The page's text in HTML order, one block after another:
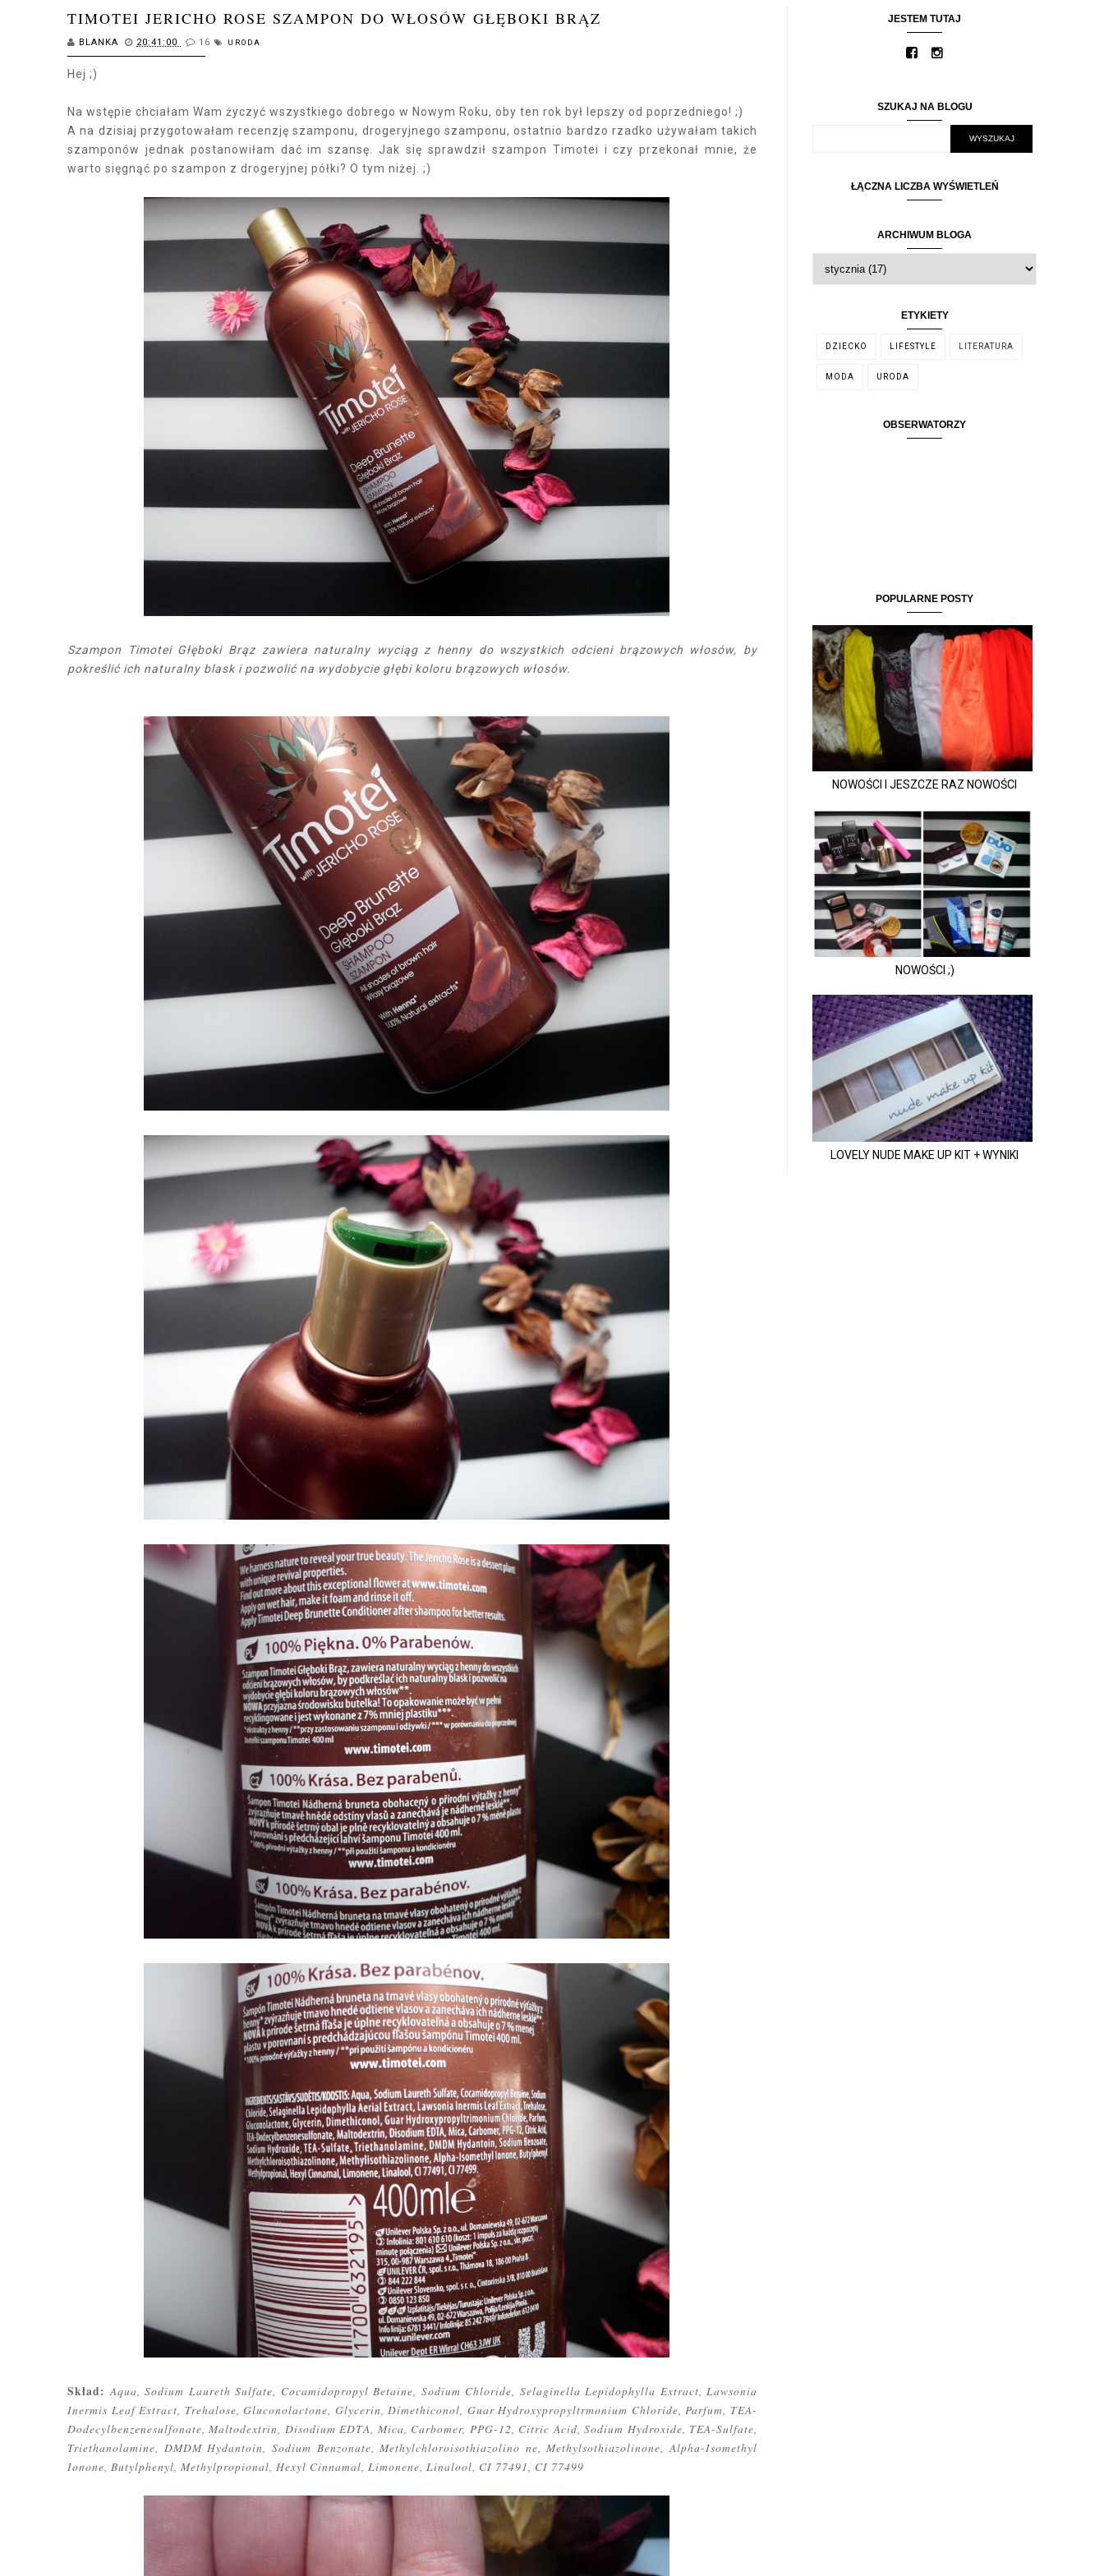
TIMOTEI JERICHO ROSE SZAMPON DO WŁOSÓW GŁĘBOKI BRĄZ
BLANKA 20:41:00 16 URODA
Hej ;)
Na wstępie chciałam Wam życzyć wszystkiego dobrego w Nowym Roku, oby ten rok był lepszy od poprzedniego! ;)
A na dzisiaj przygotowałam recenzję szamponu, drogeryjnego szamponu, ostatnio bardzo rzadko używałam takich
szamponów jednak postanowiłam dać im szansę. Jak się sprawdził szampon Timotei i czy przekonał mnie, że
warto sięgnąć po szampon z drogeryjnej półki? O tym niżej. ;)
Szampon Timotei Głęboki Brąz zawiera naturalny wyciąg z henny do wszystkich odcieni brązowych włosów, by
pokreślić ich naturalny blask i pozwolić na wydobycie głębi koloru brązowych włosów.
Skład:Aqua, Sodium Laureth Sulfate, Cocamidopropyl Betaine, Sodium Chloride, Selaginella Lepidophylla Extract, Lawsonia
Inermis Leaf Extract, Trehalose, Gluconolactone, Glycerin, Dimethiconol, Guar Hydroxypropyltrmonium Chloride, Parfum, TEA-
Dodecylbenzenesulfonate, Maltodextrin, Disodium EDTA, Mica, Carbomer, PPG-12, Citric Acid, Sodium Hydroxide, TEA-Sulfate,
Triethanolamine, DMDM Hydantoin, Sodium Benzonate, Methylchloroisothiazolino ne, Methylsothiazolinone, Alpha-Isomethyl
Ionone, Butylphenyl, Methylpropional, Hexyl Cinnamal, Limonene, Linalool, CI 77491, CI 77499
JESTEM TUTAJ
SZUKAJ NA BLOGU
ŁĄCZNA LICZBA WYŚWIETLEŃ
ARCHIWUM BLOGA
ETYKIETY
DZIECKO LIFESTYLE LITERATURA
MODA URODA
OBSERWATORZY
POPULARNE POSTY
NOWOŚCI I JESZCZE RAZ NOWOŚCI
NOWOŚCI ;)
LOVELY NUDE MAKE UP KIT + WYNIKI